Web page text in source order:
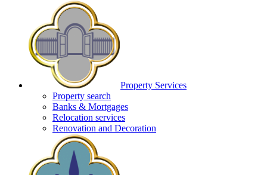
Property Services
Property search
Banks & Mortgages
Relocation services
Renovation and Decoration